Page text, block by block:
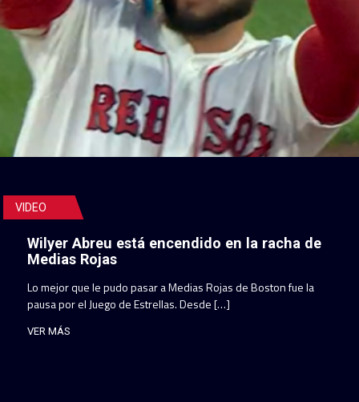
VIDEO
Wilyer Abreu está encendido en la racha de
Medias Rojas
Lo mejor que le pudo pasar a Medias Rojas de Boston fue la
pausa por el Juego de Estrellas. Desde […]
VER MÁS